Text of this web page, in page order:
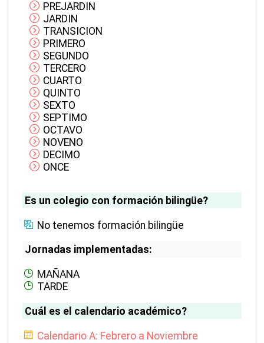
PREJARDIN
JARDIN
TRANSICION
PRIMERO
SEGUNDO
TERCERO
CUARTO
QUINTO
SEXTO
SEPTIMO
OCTAVO
NOVENO
DECIMO
ONCE
Es un colegio con formación bilingüe?
No tenemos formación bilingüe
Jornadas implementadas:
MAÑANA
TARDE
Cuál es el calendario académico?
Calendario A: Febrero a Noviembre